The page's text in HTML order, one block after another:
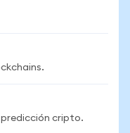
predicción cripto.